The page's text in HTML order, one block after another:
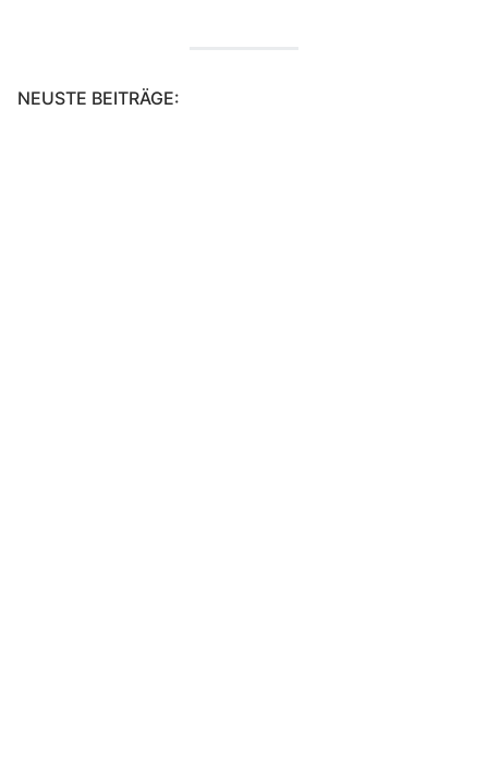
NEUSTE BEITRÄGE: